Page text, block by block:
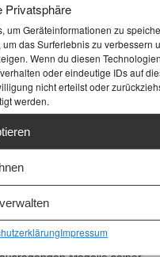
Privatsphäre
um Geräteinformationen zu
das Surferlebnis zu verbessern
Wenn du diesen
oder eindeutige IDs auf
nicht erteilst oder
werden.
Impressum
300 gilt als ein
Plattenspieler aus der Ära
Technik. Die Kombination
massiver Bauweise
machte ihn zu